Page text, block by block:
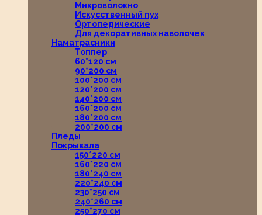
Микроволокно
Искусственный пух
Ортопедические
Для декоративных наволочек
Наматрасники
Топпер
60*120 см
90*200 см
100*200 см
120*200 см
140*200 см
160*200 см
180*200 см
200*200 см
Пледы
Покрывала
150*220 см
160*220 см
180*240 см
220*240 см
230*250 см
240*260 см
250*270 см